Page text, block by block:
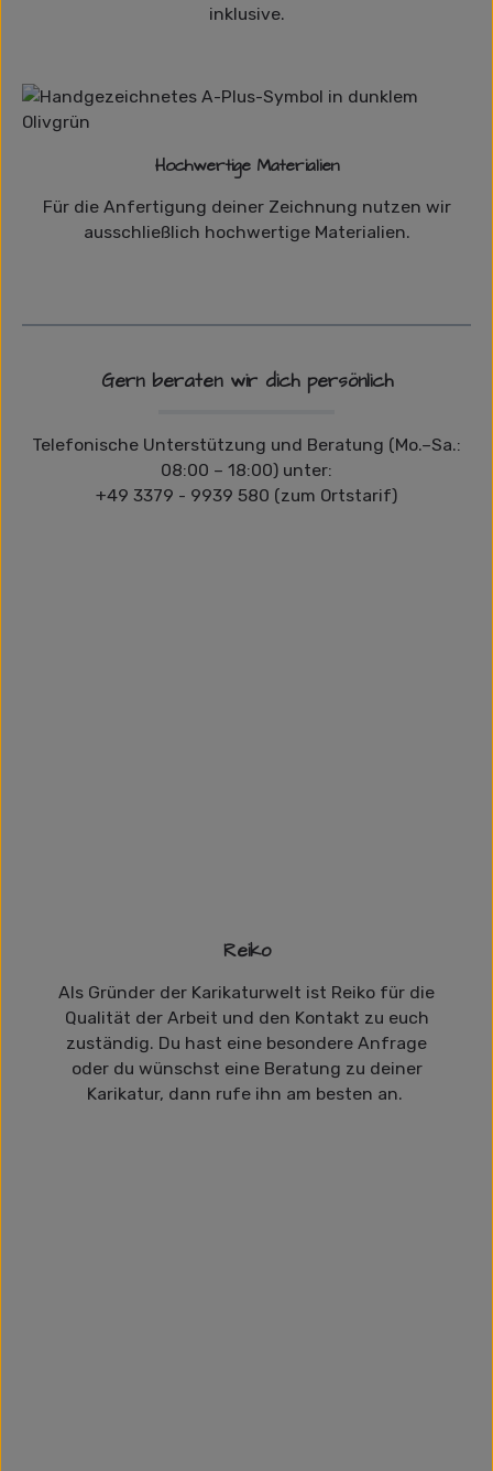
inklusive.
Hochwertige Materialien
Für die Anfertigung deiner Zeichnung nutzen wir
ausschließlich hochwertige Materialien.
Gern beraten wir dich persönlich
Telefonische Unterstützung und Beratung (Mo.–Sa.:
08:00 – 18:00) unter:
+49 3379 - 9939 580 (zum Ortstarif)
Reiko
Als Gründer der Karikaturwelt ist Reiko für die
Qualität der Arbeit und den Kontakt zu euch
zuständig. Du hast eine besondere Anfrage
oder du wünschst eine Beratung zu deiner
Karikatur, dann rufe ihn am besten an.